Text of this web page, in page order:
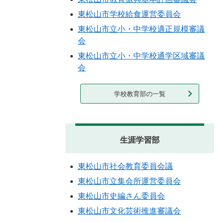
東松山市学校給食運営委員会
東松山市立小・中学校適正規模審議
会
東松山市立小・中学校通学区域審議
会
学校教育部の一覧
生涯学習部
東松山市社会教育委員会議
東松山市立集会所運営委員会
東松山市史編さん委員会
東松山市文化芸術推進審議会